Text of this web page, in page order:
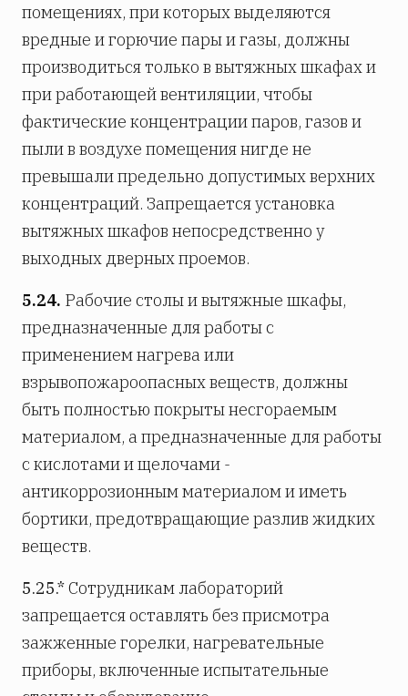
помещениях, при которых выделяются
вредные и горючие пары и газы, должны
производиться только в вытяжных шкафах и
при работающей вентиляции, чтобы
фактические концентрации паров, газов и
пыли в воздухе помещения нигде не
превышали предельно допустимых верхних
концентраций. Запрещается установка
вытяжных шкафов непосредственно у
выходных дверных проемов.
5.24. Рабочие столы и вытяжные шкафы,
предназначенные для работы с
применением нагрева или
взрывопожароопасных веществ, должны
быть полностью покрыты несгораемым
материалом, а предназначенные для работы
с кислотами и щелочами -
антикоррозионным материалом и иметь
бортики, предотвращающие разлив жидких
веществ.
5.25.*Сотрудникам лабораторий
запрещается оставлять без присмотра
зажженные горелки, нагревательные
приборы, включенные испытательные